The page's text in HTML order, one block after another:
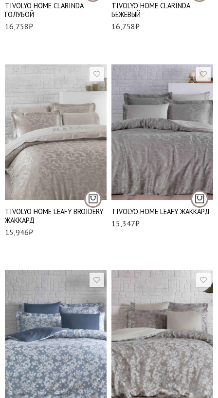
TIVOLYO HOME CLARINDA
ГОЛУБОЙ
16,758₽
TIVOLYO HOME CLARINDA
БЕЖЕВЫЙ
16,758₽
TIVOLYO HOME LEAFY BROIDERY
ЖАККАРД
15,946₽
TIVOLYO HOME LEAFY ЖАККАРД
15,347₽